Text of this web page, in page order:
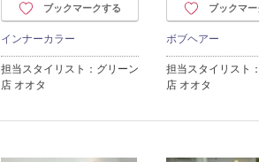
ブックマークする
インナーカラー
担当スタイリスト：グリーン
店 オオタ
ブックマー
ボブヘアー
担当スタイリスト
店 オオタ